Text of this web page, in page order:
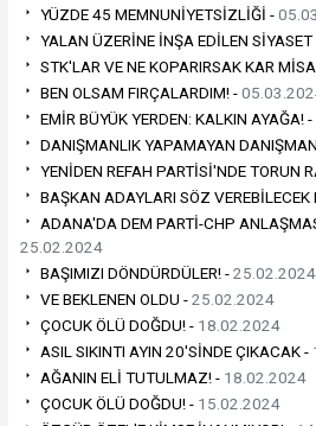
YÜZDE 45 MEMNUNİYETSİZLİĞİ -
YALAN ÜZERİNE İNŞA EDİLEN SİYASET
STK'LAR VE NE KOPARIRSAK KAR
BEN OLSAM FIRÇALARDIM! -
EMİR BÜYÜK YERDEN: KALKIN AYAĞA! -
DANIŞMANLIK YAPAMAYAN
YENİDEN REFAH PARTİSİ'NDE TORUN
BAŞKAN ADAYLARI SÖZ VEREBİLECEK
ADANA'DA DEM PARTİ-CHP
25.02.2024
BAŞIMIZI DÖNDÜRDÜLER! -25.02.2024
VE BEKLENEN OLDU -25.02.2024
ÇOCUK ÖLÜ DOĞDU! - 18.02.2024
ASIL SIKINTI AYIN 20'SİNDE ÇIKACAK -
AĞANIN ELİ TUTULMAZ! - 18.02.2024
ÇOCUK ÖLÜ DOĞDU! - 15.02.2024